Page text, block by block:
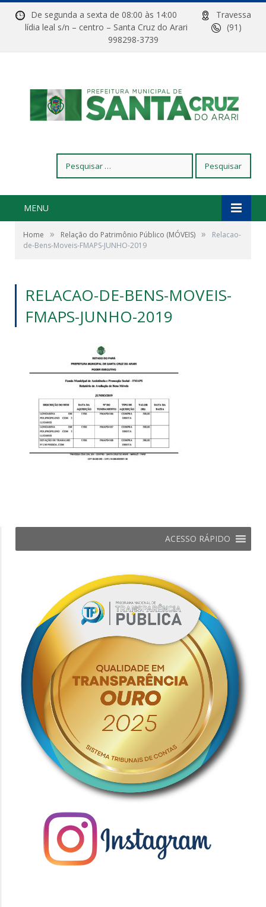
De segunda a sexta de 08:00 às 14:00
Travessa
lídia leal s/n – centro – Santa Cruz do Arari
(91)
998298-3739
por:
MENU
Home » Relação do Patrimônio Público (MÓVEIS) »
Relacao-
de-Bens-Moveis-FMAPS-JUNHO-2019
RELACAO-DE-BENS-MOVEIS-
FMAPS-JUNHO-2019
ACESSO RÁPIDO